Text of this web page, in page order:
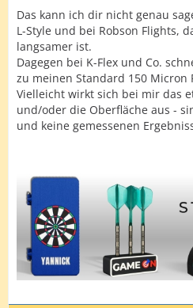
Das kann ich dir nicht genau
L-Style und bei Robson Flights,
langsamer ist.
Dagegen bei K-Flex und Co.
zu meinen Standard 150 Micron
Vielleicht wirkt sich bei mir das
und/oder die Oberfläche aus -
und keine gemessenen